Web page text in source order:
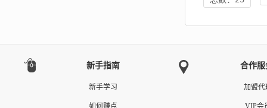
新手指南
新手学习
如何赚点
合作服
加盟代
VIP会